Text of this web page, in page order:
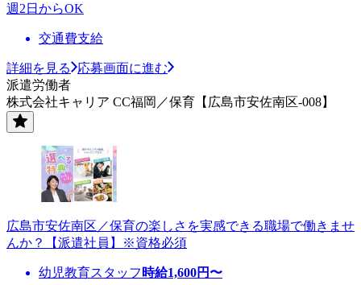
週2日からOK
交通費支給
詳細を見る
応募画面に進む
派遣労働者
株式会社キャリア CC福岡／保育【広島市安佐南区-008】
広島市安佐南区／保育の楽しさを実感できる職場で働きませ
んか？【派遣社員】※資格必須
幼児教育スタッフ 時給1,600円〜